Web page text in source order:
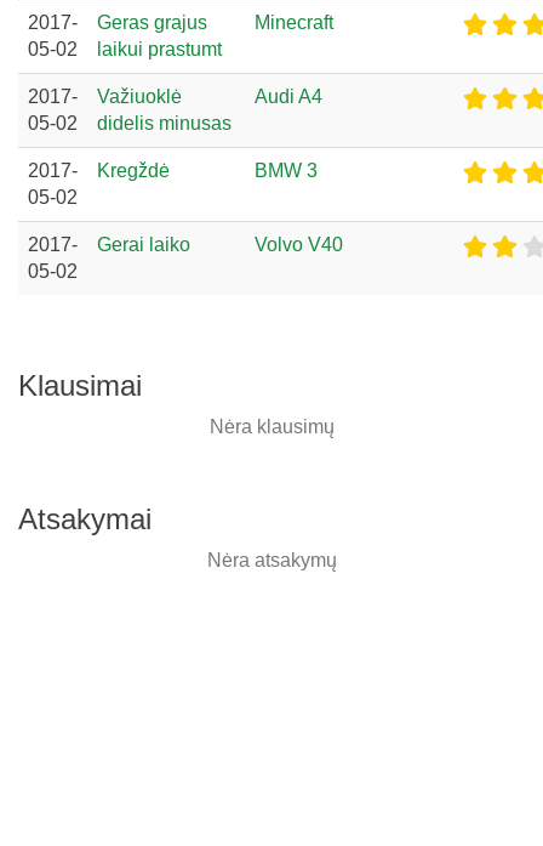
2017-
05-02
Geras grajus
laikui prastumt
Minecraft
2017-
05-02
Važiuoklė
didelis minusas
Audi A4
2017-
05-02
Kregždė BMW 3
2017-
05-02
Gerai laiko Volvo V40
Klausimai
Nėra klausimų
Atsakymai
Nėra atsakymų